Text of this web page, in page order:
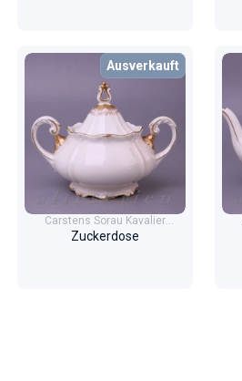
Ausverkauft
Carstens Sorau Kavalier
Goldranke
Zuckerdose